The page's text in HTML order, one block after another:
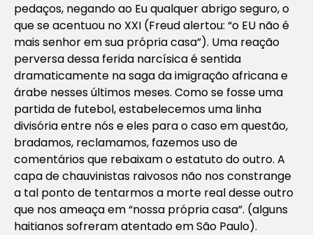
pedaços, negando ao Eu qualquer abrigo seguro, o
que se acentuou no XXI (Freud alertou: “o EU não é
mais senhor em sua própria casa”). Uma reação
perversa dessa ferida narcísica é sentida
dramaticamente na saga da imigração africana e
árabe nesses últimos meses. Como se fosse uma
partida de futebol, estabelecemos uma linha
divisória entre nós e eles para o caso em questão,
bradamos, reclamamos, fazemos uso de
comentários que rebaixam o estatuto do outro. A
capa de chauvinistas raivosos não nos constrange
a tal ponto de tentarmos a morte real desse outro
que nos ameaça em “nossa própria casa”. (alguns
haitianos sofreram atentado em São Paulo).